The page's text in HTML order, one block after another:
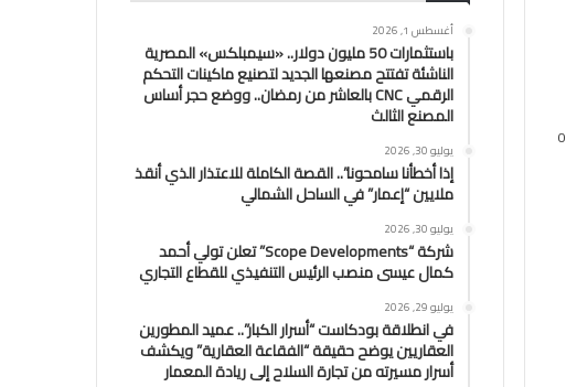
0
أغسطس 1, 2026
باستثمارات 50 مليون دولار.. «سيمبلكس» المصرية
الناشئة تفتتح مصنعها الجديد لتصنيع ماكينات التحكم
الرقمي CNC بالعاشر من رمضان.. ووضع حجر أساس
المصنع الثالث
يوليو 30, 2026
إذا أخطأنا سامحونا”.. القصة الكاملة للاعتذار الذي أنقذ
ملايين “إعمار” في الساحل الشمالي
يوليو 30, 2026
شركة “Scope Developments” تعلن تولي أحمد
كمال عيسى منصب الرئيس التنفيذي للقطاع التجاري
يوليو 29, 2026
في انطلاقة بودكاست “أسرار الكبار”.. عميد المطورين
العقاريين يوضح حقيقة “الفقاعة العقارية” ويكشف
أسرار مسيرته من تجارة السلاح إلى ريادة المعمار